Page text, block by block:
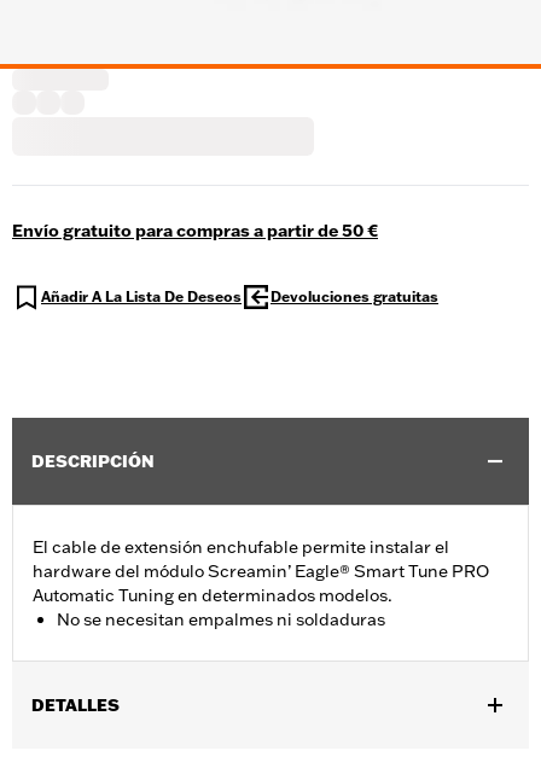
Envío gratuito para compras a partir de 50 €
Añadir A La Lista De Deseos Devoluciones gratuitas
DESCRIPCIÓN
El cable de extensión enchufable permite instalar el
hardware del módulo Screamin’ Eagle® Smart Tune PRO
Automatic Tuning en determinados modelos.
No se necesitan empalmes ni soldaduras
DETALLES